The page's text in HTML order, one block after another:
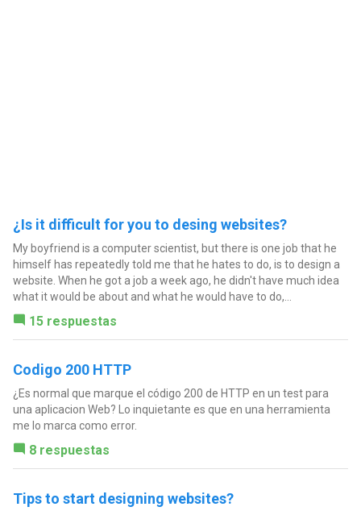
¿Is it difficult for you to desing websites?
My boyfriend is a computer scientist, but there is one job that he
himself has repeatedly told me that he hates to do, is to design a
website. When he got a job a week ago, he didn't have much idea
what it would be about and what he would have to do,...
15 respuestas
Codigo 200 HTTP
¿Es normal que marque el código 200 de HTTP en un test para
una aplicacion Web? Lo inquietante es que en una herramienta
me lo marca como error.
8 respuestas
Tips to start designing websites?